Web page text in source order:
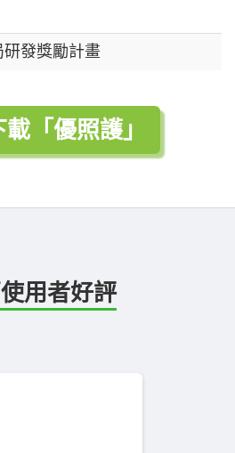
發獎勵計畫
「優照護」
用者好評